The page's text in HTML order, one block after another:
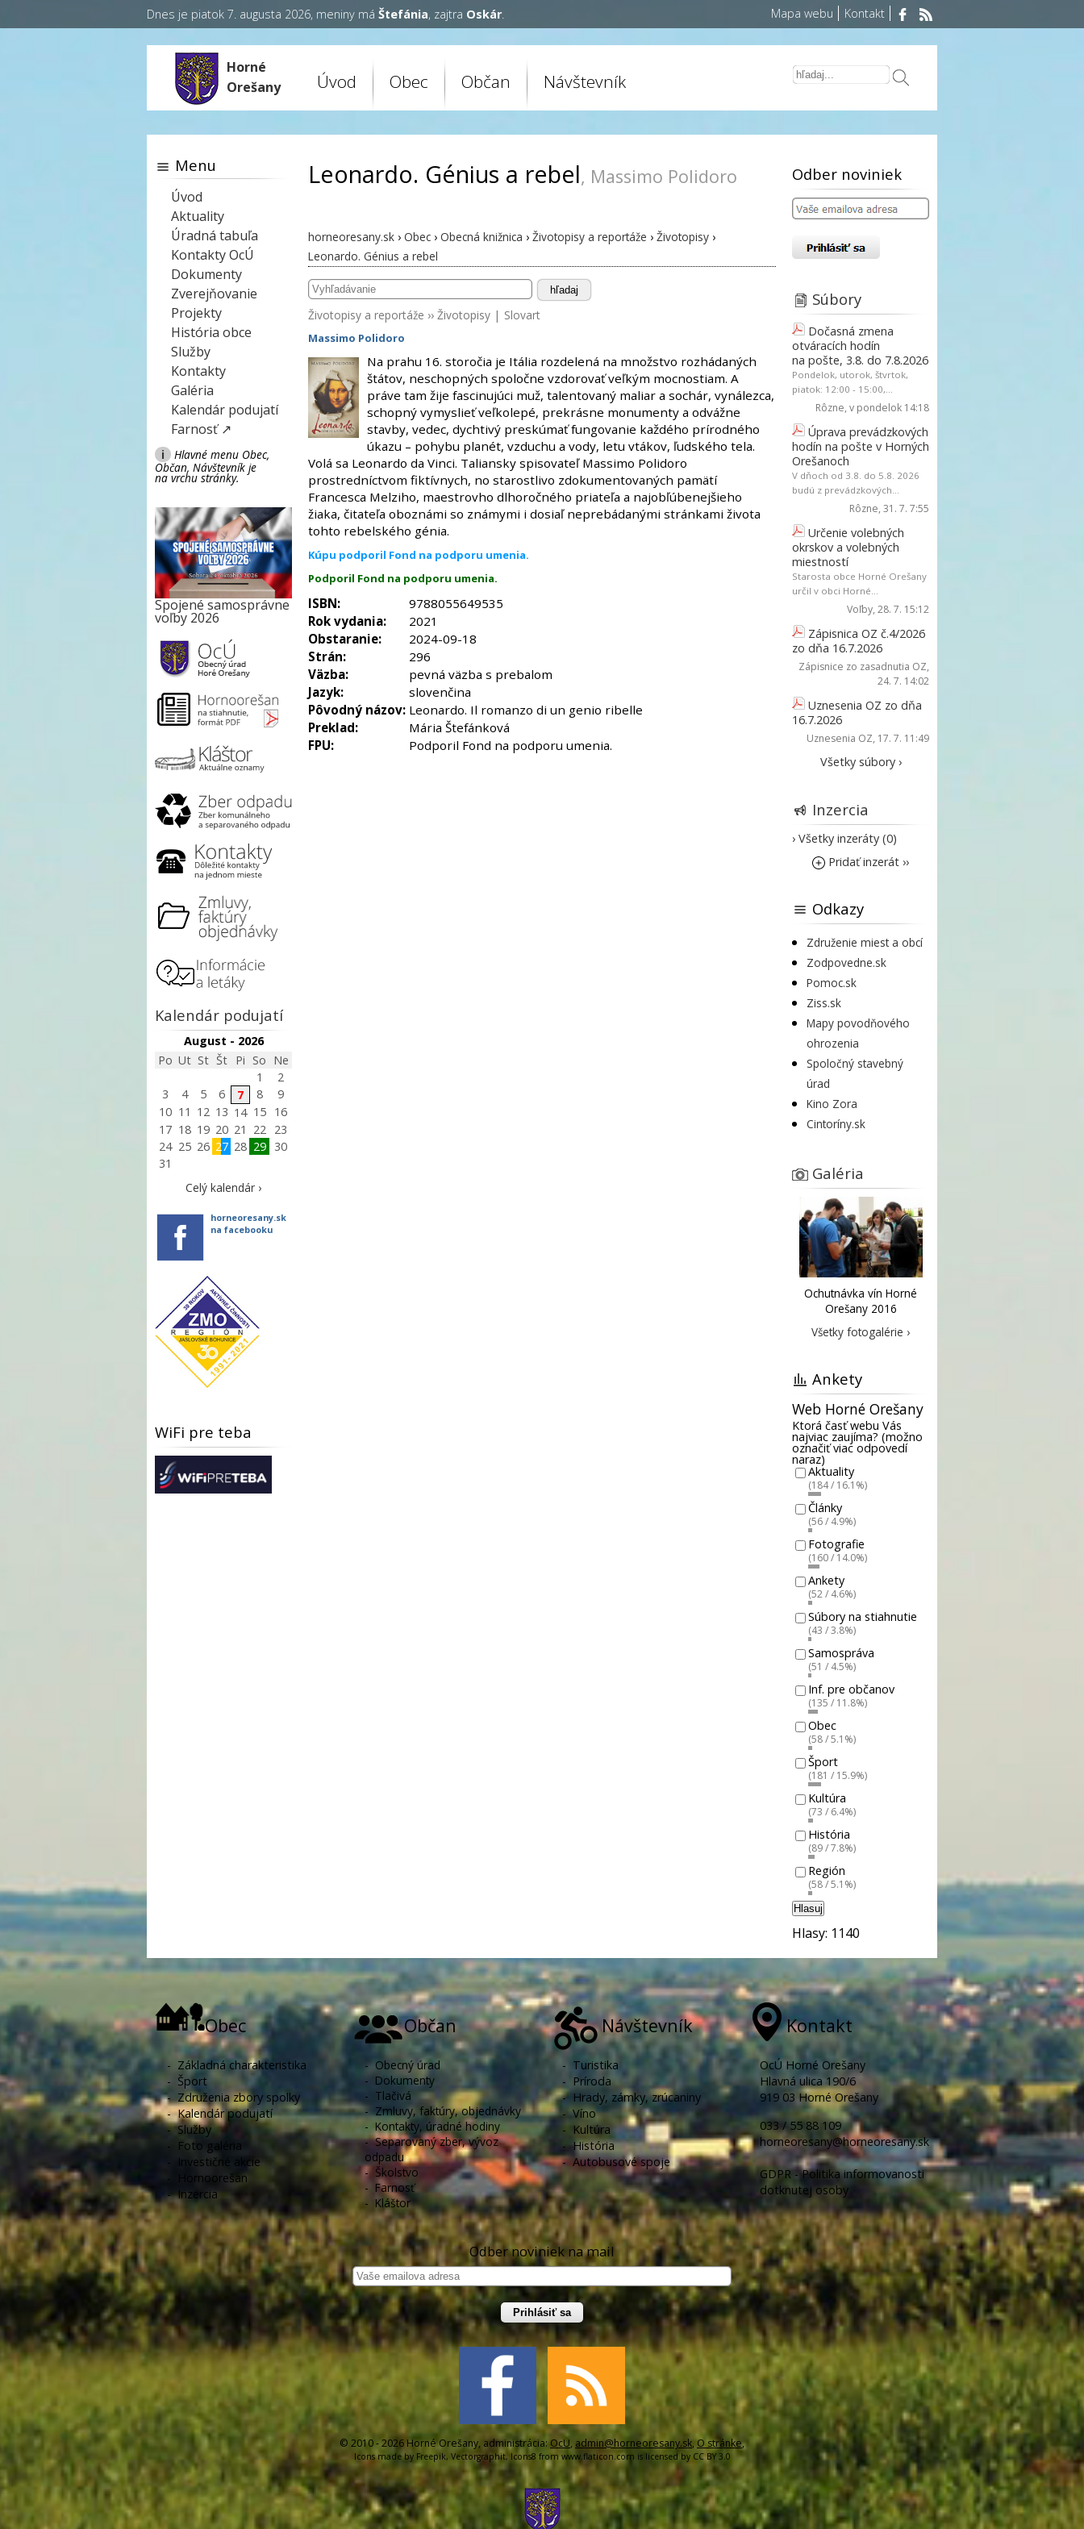
Dnes je piatok 7. augusta 2026, meniny má Štefánia, zajtra Oskár. Mapa webu Kontakt
Horné
Orešany
Úvod Obec Občan Návštevník
Leonardo. Génius a rebel, Massimo Polidoro
horneoresany.sk › Obec › Obecná knižnica › Životopisy a reportáže › Životopisy ›
Leonardo. Génius a rebel
hľadaj
Životopisy a reportáže ›› Životopisy | Slovart
Massimo Polidoro
Na prahu 16. storočia je Itália rozdelená na množstvo rozhádaných
štátov, neschopných spoločne vzdorovať veľkým mocnostiam. A
práve tam žije fascinujúci muž, talentovaný maliar a sochár, vynálezca,
schopný vymyslieť veľkolepé, prekrásne monumenty a odvážne
stavby, vedec, dychtivý preskúmať fungovanie každého prírodného
úkazu – pohybu planét, vzduchu a vody, letu vtákov, ľudského tela.
Volá sa Leonardo da Vinci. Taliansky spisovateľ Massimo Polidoro
prostredníctvom fiktívnych, no starostlivo zdokumentovaných pamätí
Francesca Melziho, maestrovho dlhoročného priateľa a najobľúbenejšieho
žiaka, čitateľa oboznámi so známymi i dosiaľ neprebádanými stránkami života
tohto rebelského génia.
Kúpu podporil Fond na podporu umenia.
Podporil Fond na podporu umenia.
ISBN:
9788055649535
Rok vydania:
2021
Obstaranie:
2024-09-18
Strán:
296
Väzba:
pevná väzba s prebalom
Jazyk:
slovenčina
Pôvodný názov: Leonardo. Il romanzo di un genio ribelle
Preklad:
Mária Štefánková
FPU:
Podporil Fond na podporu umenia.
Menu
Úvod
Aktuality
Úradná tabuľa
Kontakty OcÚ
Dokumenty
Zverejňovanie
Projekty
História obce
Služby
Kontakty
Galéria
Kalendár podujatí
Farnosť ↗
i
Hlavné menu Obec,
Občan, Návštevník je
na vrchu stránky.
Spojené samosprávne
voľby 2026
Kalendár podujatí
August - 2026
Po Ut St Št Pi So Ne
1
2
3
4 5 6 7 8
9
10 11 12 13 14 15
16
17 18 19 20 21 22
23
24 25 26 27 28 29
30
31
Celý kalendár ›
horneoresany.sk
na facebooku
WiFi pre teba
Odber noviniek
Súbory
Dočasná zmena
otváracích hodín
na pošte, 3.8. do 7.8.2026
Pondelok, utorok, štvrtok,
piatok: 12:00 - 15:00,...
Rôzne, v pondelok 14:18
Úprava prevádzkových
hodín na pošte v Horných
Orešanoch
V dňoch od 3.8. do 5.8. 2026
budú z prevádzkových...
Rôzne, 31. 7. 7:55
Určenie volebných
okrskov a volebných
miestností
Starosta obce Horné Orešany
určil v obci Horné...
Voľby, 28. 7. 15:12
Zápisnica OZ č.4/2026
zo dňa 16.7.2026
Zápisnice zo zasadnutia OZ,
24. 7. 14:02
Uznesenia OZ zo dňa
16.7.2026
Uznesenia OZ, 17. 7. 11:49
Všetky súbory ›
Inzercia
› Všetky inzeráty (0)
Pridať inzerát ››
Odkazy
Združenie miest a obcí
Zodpovedne.sk
Pomoc.sk
Ziss.sk
Mapy povodňového
ohrozenia
Spoločný stavebný
úrad
Kino Zora
Cintoríny.sk
Galéria
Ochutnávka vín Horné
Orešany 2016
Všetky fotogalérie ›
Ankety
Web Horné Orešany
Ktorá časť webu Vás
najviac zaujíma? (možno
označiť viac odpovedí
naraz)
Aktuality
(184 / 16.1%)
Články
(56 / 4.9%)
Fotografie
(160 / 14.0%)
Ankety
(52 / 4.6%)
Súbory na stiahnutie
(43 / 3.8%)
Samospráva
(51 / 4.5%)
Inf. pre občanov
(135 / 11.8%)
Obec
(58 / 5.1%)
Šport
(181 / 15.9%)
Kultúra
(73 / 6.4%)
História
(89 / 7.8%)
Región
(58 / 5.1%)
Hlasuj
Hlasy: 1140
Obec
- Základná charakteristika
- Šport
- Združenia zbory spolky
-Kalendár podujatí
-Služby
- Foto galéria
- Investičné akcie
-
Hornoorešan
-Inzercia
Občan
-Obecný úrad
- Dokumenty
- Tlačivá
- Zmluvy, faktúry, objednávky
- Kontakty, úradné hodiny
-Separovaný zber, vývoz
odpadu
- Školstvo
- Farnosť
- Kláštor
Návštevník
- Turistika
- Príroda
- Hrady, zámky, zrúcaniny
-Víno
- Kultúra
-História
-Autobusové spoje
Kontakt
OcÚ Horné Orešany
Hlavná ulica 190/6
919 03 Horné Orešany
033 / 55 88 109
horneoresany@horneoresany.sk
GDPR - Politika informovanosti
dotknutej osoby
Odber noviniek na mail
Prihlásiť sa
© 2010 - 2026 Horné Orešany, administrácia: OcU, admin@horneoresany.sk,O stránke,
Icons made by Freepik, Vectorgraphit, Icons8 fromwww.flaticon.com is licensed by CC BY 3.0